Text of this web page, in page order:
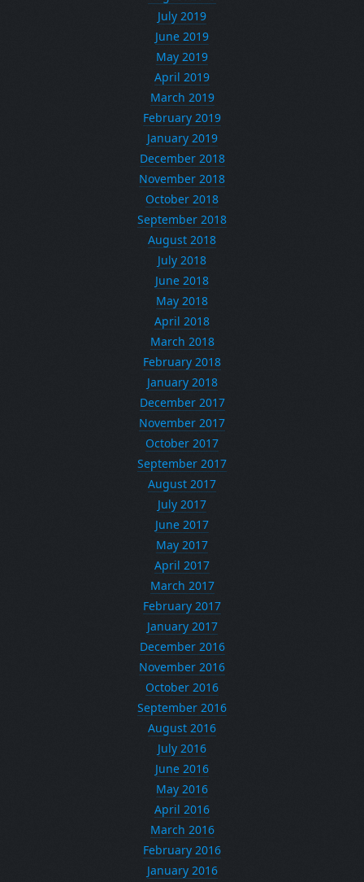
July 2019
June 2019
May 2019
April 2019
March 2019
February 2019
January 2019
December 2018
November 2018
October 2018
September 2018
August 2018
July 2018
June 2018
May 2018
April 2018
March 2018
February 2018
January 2018
December 2017
November 2017
October 2017
September 2017
August 2017
July 2017
June 2017
May 2017
April 2017
March 2017
February 2017
January 2017
December 2016
November 2016
October 2016
September 2016
August 2016
July 2016
June 2016
May 2016
April 2016
March 2016
February 2016
January 2016